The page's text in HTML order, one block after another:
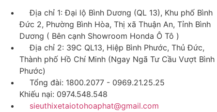
Địa chỉ 1: Đại lộ Bình Dương (QL 13), Khu phố Bình
Đức 2, Phường Bình Hòa, Thị xã Thuận An, Tỉnh Bình
Dương ( Bên cạnh Showroom Honda Ô Tô )
Địa chỉ 2: 39C QL13, Hiệp Bình Phước, Thủ Đức,
Thành phố Hồ Chí Minh (Ngay Ngã Tư Cầu Vượt Bình
Phước)
Tổng đài: 1800.2077 - 0969.21.25.25
Khiếu nại: 0974.548.548
sieuthixetaiotohoaphat@gmail.com